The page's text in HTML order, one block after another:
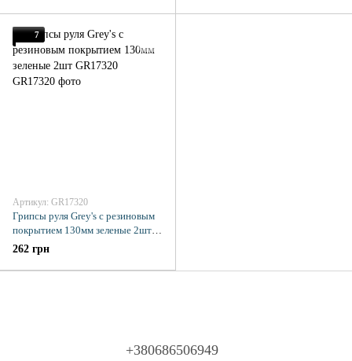
7
Артикул: GR17320
Грипсы руля Grey's с резиновым
покрытием 130мм зеленые 2шт
GR17320
262 грн
+380686506949